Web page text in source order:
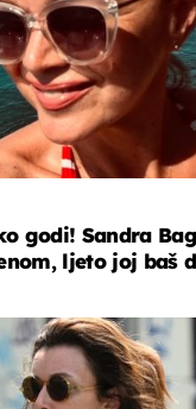
godi! Sandra
ljeto joj baš